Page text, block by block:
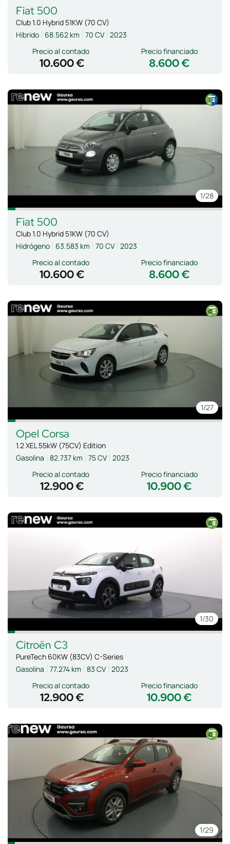
Fiat 500
Club 1.0 Hybrid 51KW (70 CV)
Híbrido
68.562 km 70 CV 2023
Precio al contado
10.600 € 8.600 €
Precio financiado
1/28
Fiat 500
Club 1.0 Hybrid 51KW (70 CV)
Hidrógeno
63.583 km 70 CV 2023
Precio al contado
10.600 € 8.600 €
Precio financiado
1/27
Opel Corsa
1.2 XEL 55kW (75CV) Edition
Gasolina
82.737 km 75 CV 2023
Precio al contado
12.900 € 10.900 €
Precio financiado
1/30
Citroën C3
PureTech 60KW (83CV) C-Series
Gasolina
77.274 km 83 CV 2023
Precio al contado
12.900 € 10.900 €
Precio financiado
1/29